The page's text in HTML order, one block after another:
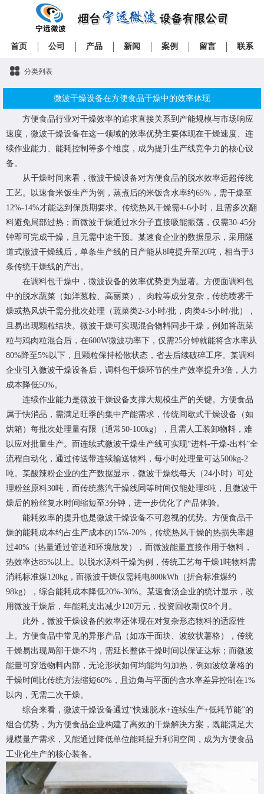
首页 公司 产品 新闻 案例 留言 联系
分类列表
微波干燥设备在方便食品干燥中的效率体现
方便食品行业对干燥效率的追求直接关系到产能规模与市场响应
速度，微波干燥设备在这一领域的效率优势主要体现在干燥速度、连
续作业能力、能耗控制等多个维度，成为提升生产线竞争力的核心设
备。
从干燥时间来看，微波干燥设备对方便食品的脱水效率远超传统
工艺。以速食米饭生产为例，蒸煮后的米饭含水率约65%，需干燥至
12%-14%才能达到保质期要求。传统热风干燥需4-6小时，且需多次翻
料避免局部过热；而微波干燥通过水分子直接吸能振荡，仅需30-45分
钟即可完成干燥，且无需中途干预。某速食企业的数据显示，采用隧
道式微波干燥线后，单条生产线的日产能从8吨提升至20吨，相当于3
条传统干燥线的产出。
在调料包干燥中，微波设备的效率优势更为显著。方便面调料包
中的脱水蔬菜（如洋葱粒、高丽菜）、肉粒等成分复杂，传统喷雾干
燥或热风烘干需分批次处理（蔬菜类2-3小时/批，肉类4-5小时/批），
且易出现颗粒结块。微波干燥可实现混合物料同步干燥，例如将蔬菜
粒与鸡肉粒混合后，在600W微波功率下，仅需25分钟就能将含水率从
80%降至5%以下，且颗粒保持松散状态，省去后续破碎工序。某调料
企业引入微波干燥设备后，调料包干燥环节的生产效率提升3倍，人力
成本降低50%。
连续作业能力是微波干燥设备支撑大规模生产的关键。方便食品
属于快消品，需满足旺季的集中产能需求，传统间歇式干燥设备（如
烘箱）每批次处理量有限（通常50-100kg），且需人工装卸物料，难
以应对批量生产。而连续式微波干燥生产线可实现“进料-干燥-出料”全
流程自动化，通过传送带连续输送物料，每小时处理量可达500kg-2
吨。某酸辣粉企业的生产数据显示，微波干燥线每天（24小时）可处
理粉丝原料30吨，而传统蒸汽干燥线同等时间仅能处理8吨，且微波干
燥后的粉丝复水时间缩短至3分钟，进一步优化了产品体验。
能耗效率的提升也是微波干燥设备不可忽视的优势。方便食品干
燥的能耗成本约占生产成本的15%-20%，传统热风干燥的热损失率超
过40%（热量通过管道和环境散发），而微波能量直接作用于物料，
热效率达85%以上。以脱水汤料干燥为例，传统工艺每干燥1吨物料需
消耗标准煤120kg，而微波干燥仅需耗电800kWh（折合标准煤约
98kg），综合能耗成本降低20%-30%。某速食汤企业的统计显示，改
用微波干燥后，年能耗支出减少120万元，投资回收期仅8个月。
此外，微波干燥设备的效率还体现在对复杂形态物料的适应性
上。方便食品中常见的异形产品（如冻干面块、波纹状薯格），传统
干燥易出现局部干燥不均，需延长整体干燥时间以保证达标；而微波
能量可穿透物料内部，无论形状如何均能均匀加热，例如波纹薯格的
干燥时间比传统方法缩短60%，且边角与平面的含水率差异控制在1%
以内，无需二次干燥。
综合来看，微波干燥设备通过“快速脱水+连续生产+低耗节能”的
组合优势，为方便食品企业构建了高效的干燥解决方案，既能满足大
规模量产需求，又能通过降低单位能耗提升利润空间，成为方便食品
工业化生产的核心装备。